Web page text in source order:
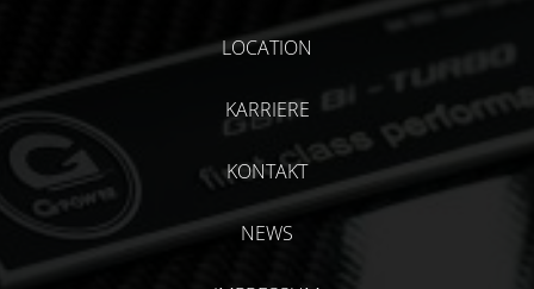
LOCATION
KARRIERE
KONTAKT
NEWS